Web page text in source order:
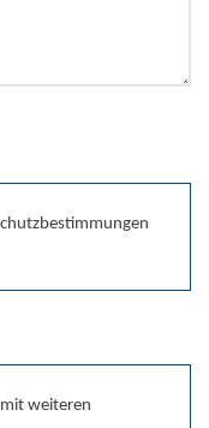
weiteren